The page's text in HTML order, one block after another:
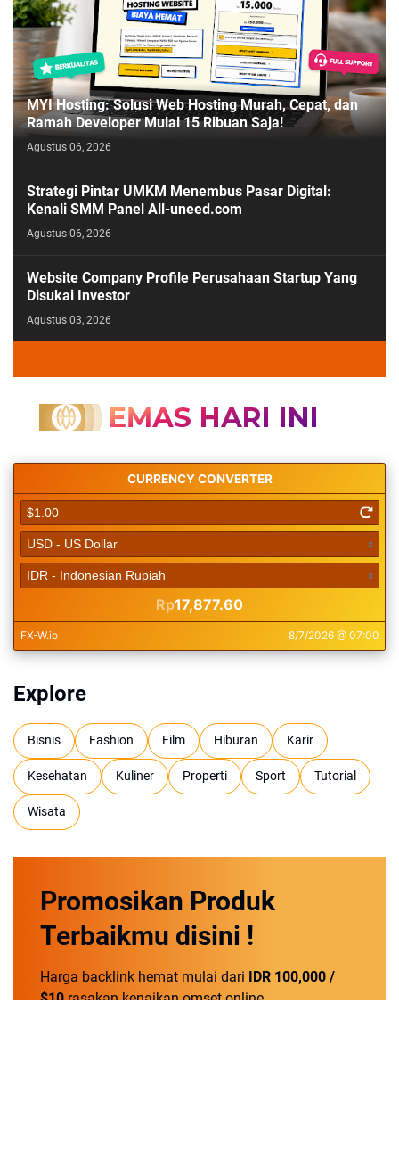
MYI Hosting: Solusi Web Hosting Murah, Cepat, dan
Ramah Developer Mulai 15 Ribuan Saja!
Agustus 06, 2026
Strategi Pintar UMKM Menembus Pasar Digital:
Kenali SMM Panel All-uneed.com
Agustus 06, 2026
Website Company Profile Perusahaan Startup Yang
Disukai Investor
Agustus 03, 2026
Explore
Bisnis Fashion Film Hiburan Karir
Kesehatan Kuliner Properti Sport Tutorial
Wisata
Promosikan Produk
Terbaikmu disini !
Harga backlink hemat mulai dari IDR 100,000 /
$10rasakan kenaikan omset online.